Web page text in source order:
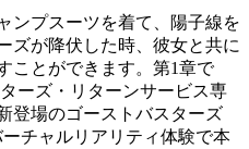
ンプスーツを着て、陽子線を
ズが降伏した時、彼女と共に
ことができます。第1章で
ーズ・リターンサービス専
登場のゴーストバスターズ
チャルリアリティ体験で本